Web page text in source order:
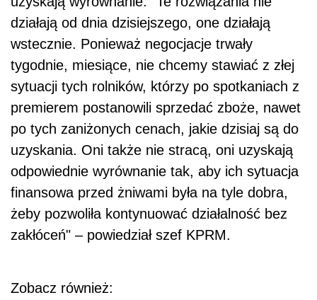
działają od dnia dzisiejszego, one działają
wstecznie. Ponieważ negocjacje trwały
tygodnie, miesiące, nie chcemy stawiać z złej
sytuacji tych rolników, którzy po spotkaniach z
premierem postanowili sprzedać zboże, nawet
po tych zaniżonych cenach, jakie dzisiaj są do
uzyskania. Oni także nie stracą, oni uzyskają
odpowiednie wyrównanie tak, aby ich sytuacja
finansowa przed żniwami była na tyle dobra,
żeby pozwoliła kontynuować działalność bez
zakłóceń" – powiedział szef KPRM.
Zobacz również: